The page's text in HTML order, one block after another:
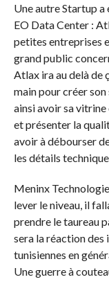
Une autre Startup a
EO Data Center :
petites entreprises
grand public
Atlax ira au delà de
main pour créer
ainsi avoir sa
et présenter la
avoir à débourser
les détails
Meninx
lever le niveau, il
prendre le taureau
sera la réaction
tunisiennes en
Une guerre à